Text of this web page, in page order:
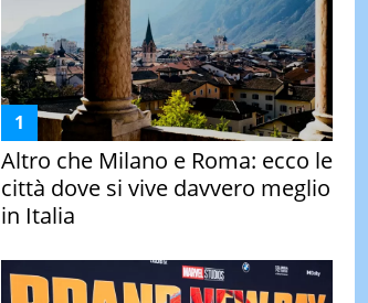
Altro che Milano e Roma: ecco le
città dove si vive davvero meglio
in Italia